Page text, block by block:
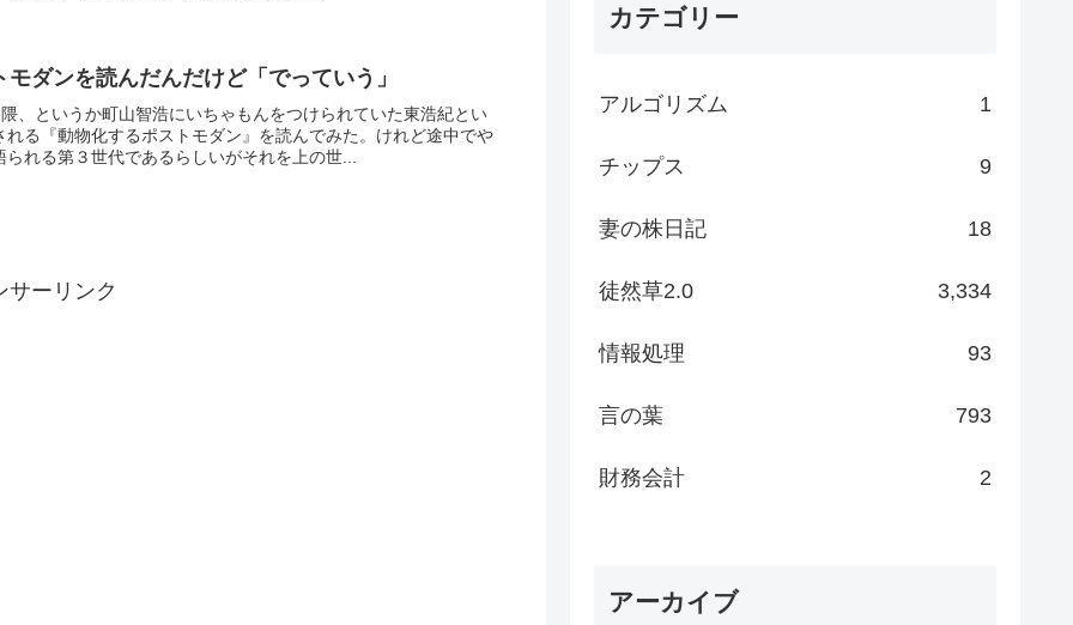
ダンを読んだんだけど「でっていう」
、というか町山智浩にいちゃもんをつけられていた東浩紀とい
れる『動物化するポストモダン』を読んでみた。けれど途中でや
れる第３世代であるらしいがそれを上の世...
サーリンク
カテゴリー
アルゴリズム 1
チップス 9
妻の株日記 18
徒然草2.0 3,334
情報処理 93
言の葉 793
財務会計 2
アーカイブ